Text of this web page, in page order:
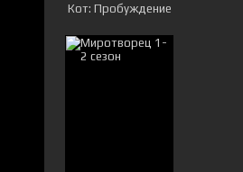
Кот: Пробуждение